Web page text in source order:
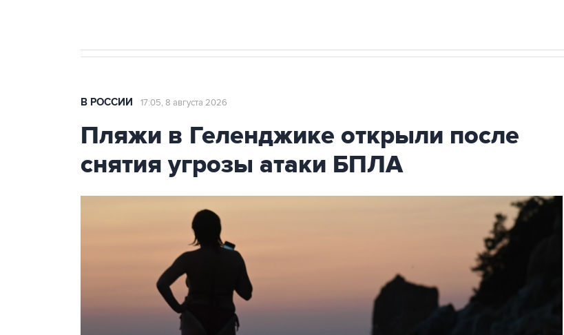
В РОССИИ 17:05, 8 августа 2026
Пляжи в Геленджике открыли после
снятия угрозы атаки БПЛА